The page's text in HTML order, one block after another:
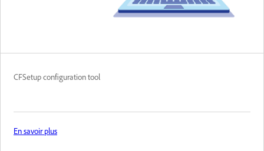
CFSetup configuration tool
En savoir plus